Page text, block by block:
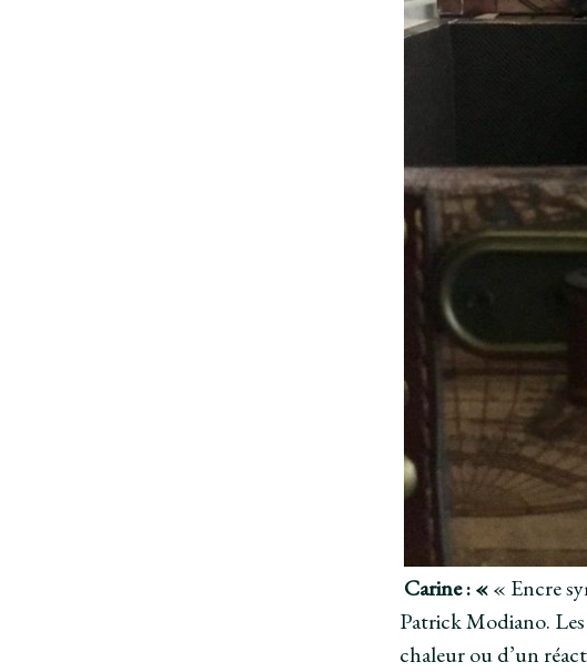
Carine : «« Encre
Patrick Modiano. Les
chaleur ou d’un